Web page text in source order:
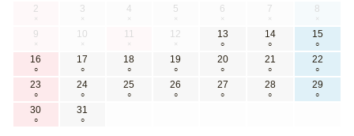
2
×
3
×
4
×
5
×
6
×
7
×
8
×
9
×
10
×
11
×
12
×
13
○
14
○
15
○
16
○
17
○
18
○
19
○
20
○
21
○
22
○
23
○
24
○
25
○
26
○
27
○
28
○
29
○
30
○
31
○